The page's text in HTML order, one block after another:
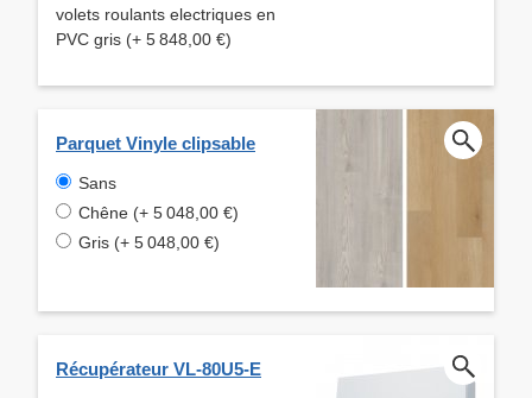
volets roulants electriques en
PVC gris (+ 5 848,00 €)
Parquet Vinyle clipsable
Sans
Chêne (+ 5 048,00 €)
Gris (+ 5 048,00 €)
Récupérateur VL-80U5-E